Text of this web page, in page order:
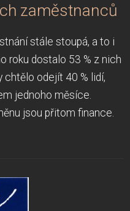
zaměstnanců
stále stoupá, a to i
roku dostalo 53 % z nich
chtělo odejít 40 % lidí,
jednoho měsíce.
jsou přitom finance.